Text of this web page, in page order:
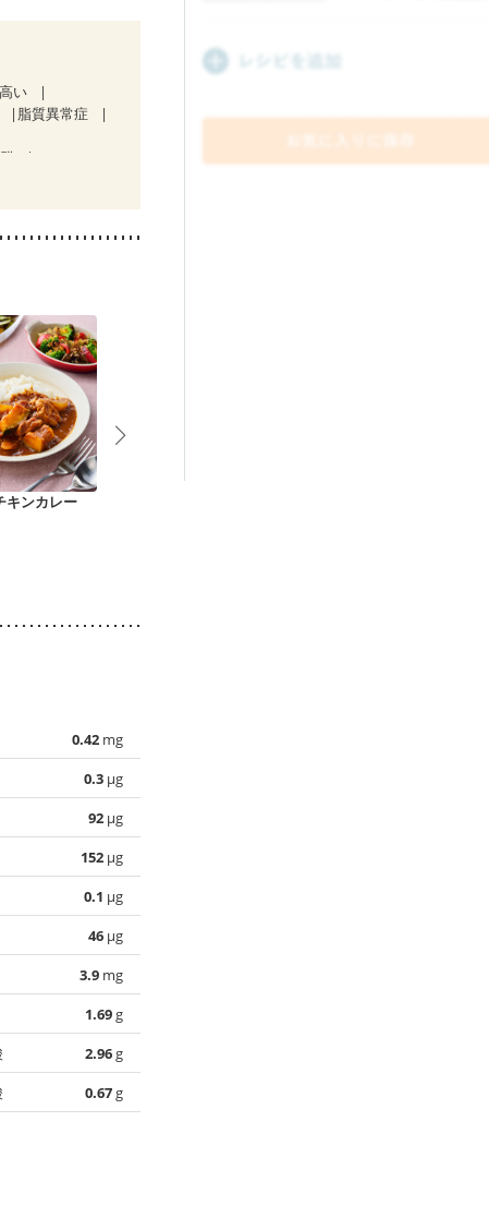
い
脂質異常症
低栄養予防
キンカレー
0.42 mg
0.3 µg
92 µg
152 µg
0.1 µg
46 µg
3.9 mg
1.69g
2.96g
0.67g